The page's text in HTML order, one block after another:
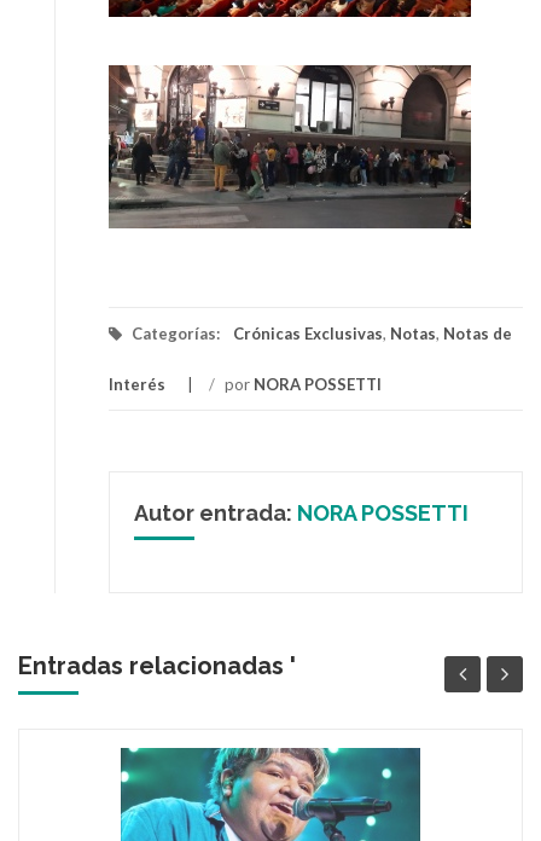
Categorías: Crónicas Exclusivas, Notas, Notas de
Interés / por NORA POSSETTI
Autor entrada: NORA POSSETTI
Entradas relacionadas '